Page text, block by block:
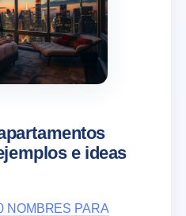
e ideas
NOMBRES PARA